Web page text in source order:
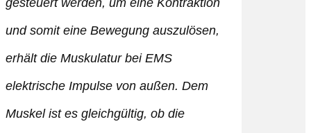
und somit eine Bewegung auszulösen,
erhält die Muskulatur bei EMS
elektrische Impulse von außen. Dem
Muskel ist es gleichgültig, ob die